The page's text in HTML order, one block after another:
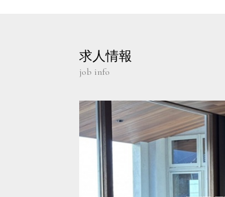
求人情報
job info